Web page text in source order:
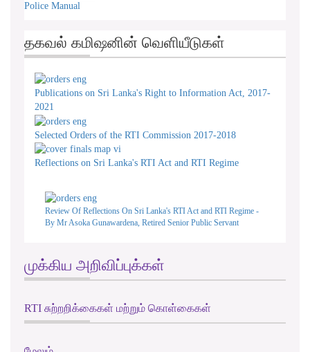
Police Manual
தகவல் கமிஷனின் வெளியீடுகள்
Publications on Sri Lanka's Right to Information Act, 2017-
2021
Selected Orders of the RTI Commission 2017-2018
Reflections on Sri Lanka's RTI Act and RTI Regime
Review Of Reflections On Sri Lanka's RTI Act and RTI Regime -
By Mr Asoka Gunawardena, Retired Senior Public Servant
முக்கிய அறிவிப்புக்கள்
RTI சுற்றறிக்கைகள் மற்றும் கொள்கைகள்